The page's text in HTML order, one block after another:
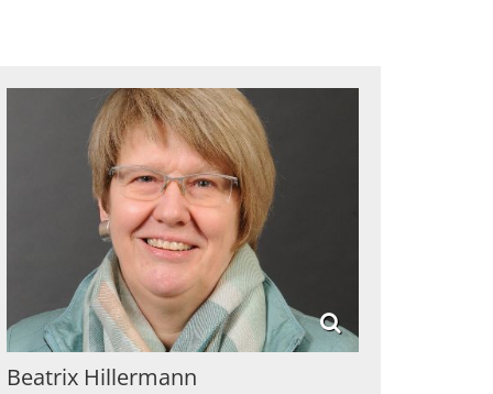
Beatrix Hillermann